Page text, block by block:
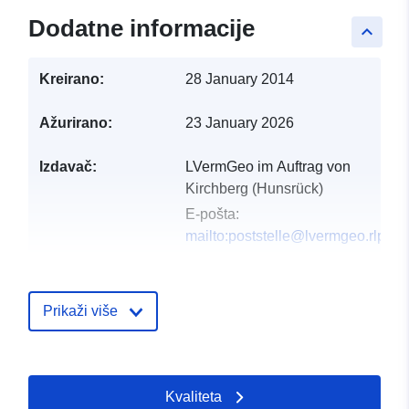
keyboard_arrow_up
Dodatne informacije
Kreirano: 28 January 2014
Ažurirano: 23 January 2026
Izdavač:
LVermGeo im Auftrag von
Kirchberg (Hunsrück)
E-pošta:
mailto:poststelle@lvermgeo.rlp.de
registar:
Koordinate:
Prikaži više
Kvaliteta